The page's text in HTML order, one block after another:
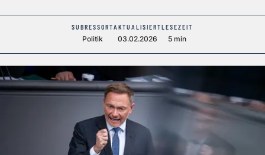
SUBRESSORT
Politik
AKTUALISIERT
03.02.2026
LESEZEIT
5 min